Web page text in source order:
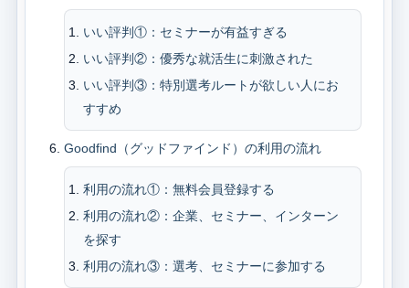
いい評判①：セミナーが有益すぎる
いい評判②：優秀な就活生に刺激された
いい評判③：特別選考ルートが欲しい人にお
すすめ
Goodfind（グッドファインド）の利用の流れ
利用の流れ①：無料会員登録する
利用の流れ②：企業、セミナー、インターン
を探す
利用の流れ③：選考、セミナーに参加する